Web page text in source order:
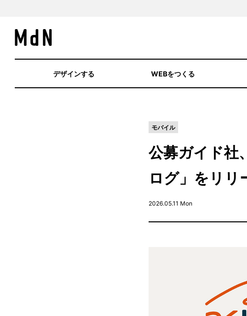
デザインする WEBをつくる
モバイル
公募ガイド社
ログ」をリリ
2026.05.11 Mon